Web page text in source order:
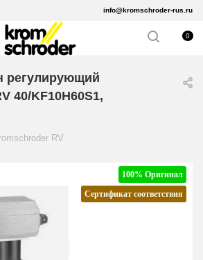
info@kromschroder-rus.ru
0
регулирующий
40/KF10H60S1,
RV
100% Оригинал
Сертификат соответствия